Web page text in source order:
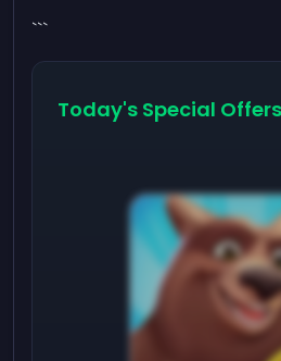
```
Today's Special